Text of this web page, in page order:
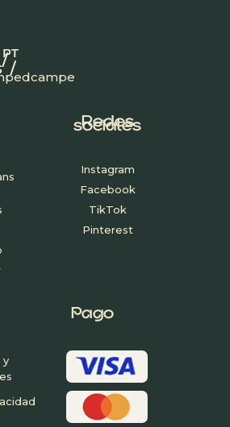
Pago
y
PT
//
PT
//
PT
//
Redes
sociales
Instagram
Facebook
TikTok
Pinterest